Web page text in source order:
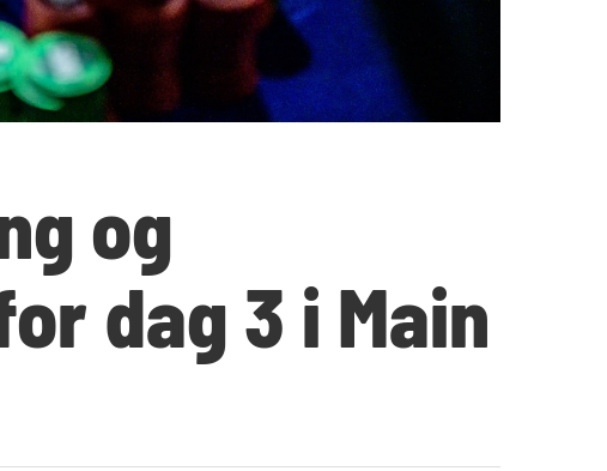
og
dag 3 i Main